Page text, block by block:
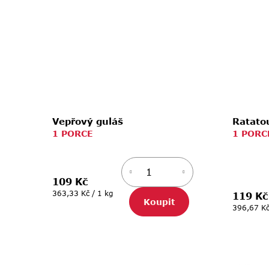
Vepřový guláš
1 PORCE
109 Kč
Měrná
363,33 Kč / 1 kg
Koupit
1
119 Kč
Měrná
396,67